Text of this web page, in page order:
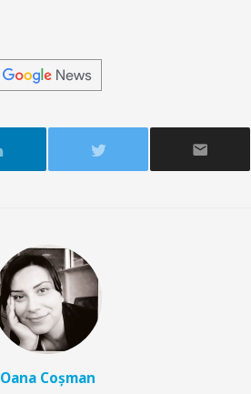
Oana Coșman